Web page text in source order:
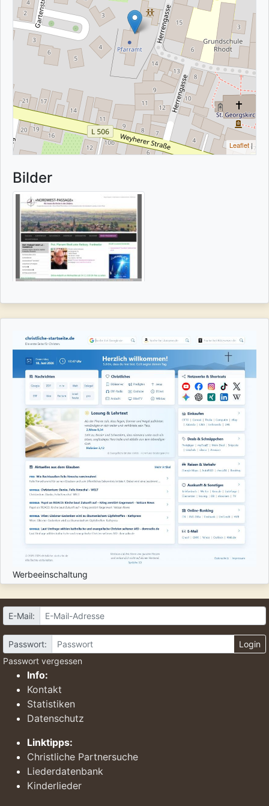
Leaflet|
Bilder
Werbeeinschaltung
E-Mail:
Passwort:
Login
Passwort vergessen
Info:
Kontakt
Statistiken
Datenschutz
Linktipps:
Christliche Partnersuche
Liederdatenbank
Kinderlieder